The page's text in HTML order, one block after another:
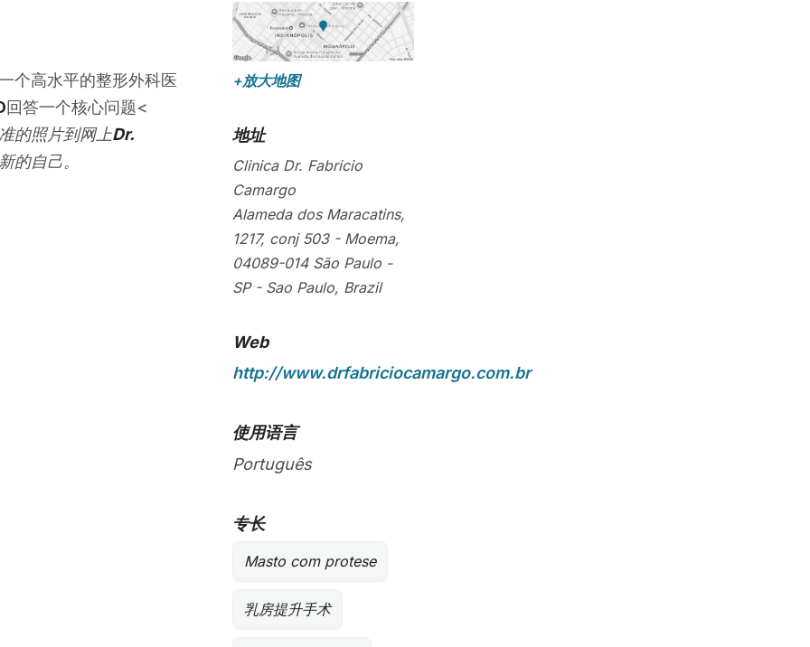
个高水平的整形外科医
回答一个核心问题<
的照片到网上Dr.
的自己。
+放大地图
地址
Clinica Dr. Fabricio
Camargo
Alameda dos Maracatins,
1217, conj 503 - Moema,
04089-014 São Paulo -
SP- Sao Paulo, Brazil
Web
http://www.drfabriciocamargo.com.br
使用语言
Português
专长
Masto com protese
乳房提升手术